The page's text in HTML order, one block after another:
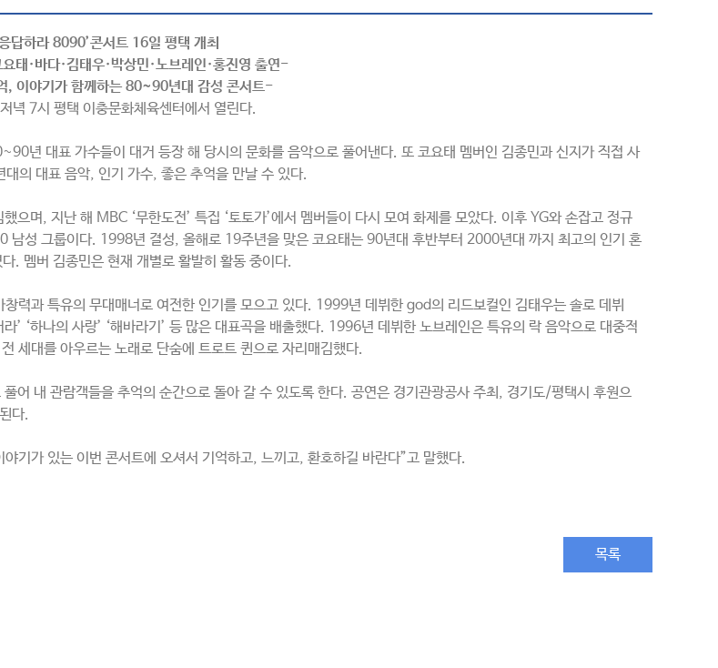
답하라8090’콘서트 16일 평택 개최
태 ·바다·김태우·박상민·노브레인·홍진영 출연-
, 이야기가 함께하는 80~90년대 감성 콘서트-
7시 평택 이충문화체육센터에서 열린다.
년 대표 가수들이 대거 등장 해 당시의 문화를 음악으로 풀어낸다. 또 코요태 멤버인 김종민과 신지가 직접 사
의 대표 음악, 인기 가수, 좋은 추억을 만날 수 있다.
며, 지난 해 MBC ‘무한도전’ 특집 ‘토토가’에서 멤버들이 다시 모여 화제를 모았다. 이후 YG와 손잡고 정규
남성 그룹이다. 1998년 결성, 올해로 19주년을 맞은 코요태는 90년대 후반부터 2000년대 까지 최고의 인기 혼
. 멤버 김종민은 현재 개별로 활발히 활동 중이다.
력과 특유의 무대매너로 여전한 인기를 모으고 있다. 1999년 데뷔한 god의 리드보컬인 김태우는 솔로 데뷔
‘하나의 사랑’ ‘해바라기’ 등 많은 대표곡을 배출했다. 1996년 데뷔한 노브레인은 특유의 락 음악으로 대중적
세대를 아우르는 노래로 단숨에 트로트 퀸으로 자리매김했다.
어 내 관람객들을 추억의 순간으로 돌아 갈 수 있도록 한다. 공연은 경기관광공사 주최, 경기도/평택시 후원으
다.
기가 있는 이번 콘서트에 오셔서 기억하고, 느끼고, 환호하길 바란다”고 말했다.
목록